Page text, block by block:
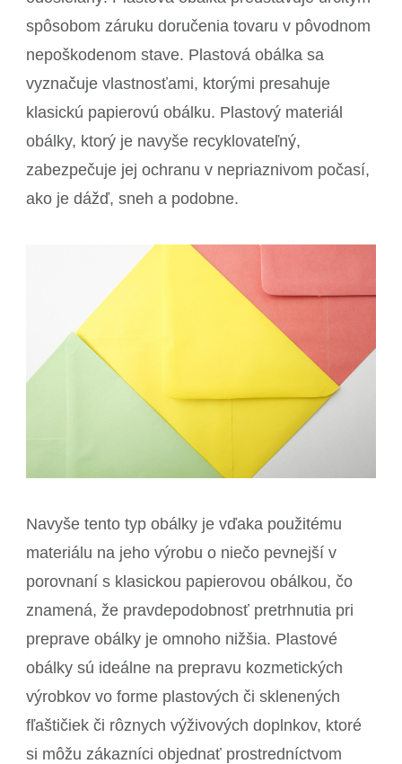
spôsobom záruku doručenia tovaru v pôvodnom
nepoškodenom stave. Plastová obálka sa
vyznačuje vlastnosťami, ktorými presahuje
klasickú papierovú obálku. Plastový materiál
obálky, ktorý je navyše recyklovateľný,
zabezpečuje jej ochranu v nepriaznivom počasí,
ako je dážď, sneh a podobne.
Navyše tento typ obálky je vďaka použitému
materiálu na jeho výrobu o niečo pevnejší v
porovnaní s klasickou papierovou obálkou, čo
znamená, že pravdepodobnosť pretrhnutia pri
preprave obálky je omnoho nižšia. Plastové
obálky sú ideálne na prepravu kozmetických
výrobkov vo forme plastových či sklenených
fľaštičiek či rôznych výživových doplnkov, ktoré
si môžu zákazníci objednať prostredníctvom